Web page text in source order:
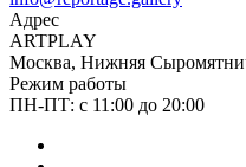
Адрес
ARTPLAY
Москва, Нижняя
Режим работы
ПН-ПТ: с 11:00 до 20:00